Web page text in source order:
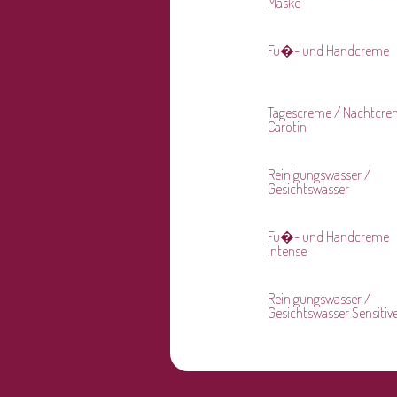
Fu�- und Handcreme
Tagescreme /
Carotin
Reinigungswasser /
Gesichtswasser
Fu�- und Handcreme
Intense
Reinigungswasser /
Gesichtswasser